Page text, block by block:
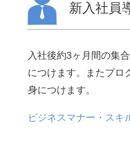
新入社員
入社後約3ヶ月間の集
につけます。またプロ
身につけます。
ビジネスマナー・スキ